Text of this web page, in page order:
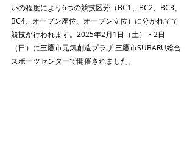
いの程度により6つの競技区分（BC1、BC2、BC3、
BC4、オープン座位、オープン立位）に分かれてて
競技が行われます。2025年2月1日（土）・2日
（日）に三鷹市元気創造プラザ 三鷹市SUBARU総合
スポーツセンターで開催されました。